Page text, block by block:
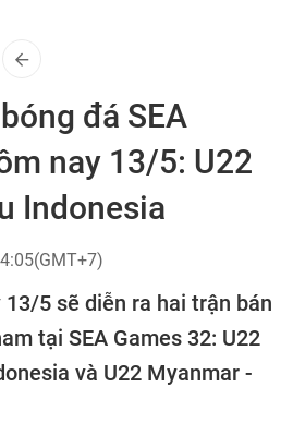
đá SEA
nay 13/5: U22
Indonesia
5 sẽ diễn ra hai trận bán
tại SEA Games 32: U22
và U22 Myanmar -